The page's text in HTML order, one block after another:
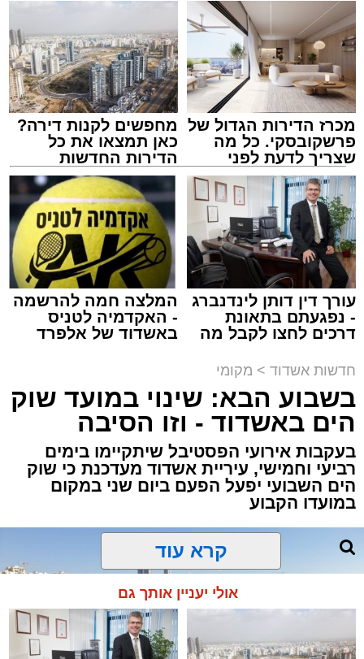
לאחר הארוע יתקיים רב שיח וכן פלפול תלמודי
בריתחא דאורייתא בעומקא דשמעתתא.
מעוניינים להגיב? לדווח ? צרו איתנו קשר במייל -
נתיבי ישראל
מערכת האתר / 18:19 06.08.26
תגים:אשדוד , נתיבי ישראל
חברת "נתיבי ישראל" הודיעה על ביצוע עבודות
תחזוקה ליליות במחלף אשדוד צפון שיימשכו
במשך שני לילות, בימים ראשון ושני, ה-9 וה-10
באוגוסט 2026, בין השעות 23:00 בלילה ועד
05:00 בבוקר למחרת.
לחידוש סימוני הדרך והתקנת עיני חתול, במטרה
לשפר את בטיחות הנסיעה עבור כלל משתמשי
בשל ביצוע העבודות, תבוצע חסימה הרמטית של
רמפות הכניסה ממחלף אשדוד צפון לכביש 4
לכיוון דרום, ולנוסעים לכיוון זה מומלץ להמשיך
מכרז הדירות הגדול של
פרשקובסקי. כל מה
שצריך לדעת לפני
שמגישים הצעה לדירה
באשדוד
מחפשים לקנות דירה?
כאן תמצאו את כל
הדירות החדשות
למכירה באשדוד >>>
עורך דין דותן לינדנברג
- נפגעתם בתאונת
דרכים לחצו לקבל מה
המלצה חמה להרשמה
- האקדמיה לטניס
באשדוד של אלפרד
חדשות אשדוד > מקומי
בשבוע הבא: שינוי במועד שוק
הים באשדוד - וזו הסיבה
בעקבות אירועי הפסטיבל שיתקיימו בימים
רביעי וחמישי, עיריית אשדוד מעדכנת כי שוק
הים השבועי יפעל הפעם ביום שני במקום
במועדו הקבוע
קרא עוד
אולי יעניין אותך גם